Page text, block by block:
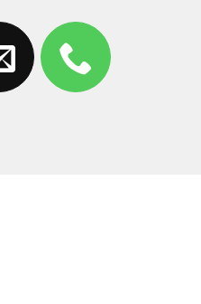
Kính Realme C60